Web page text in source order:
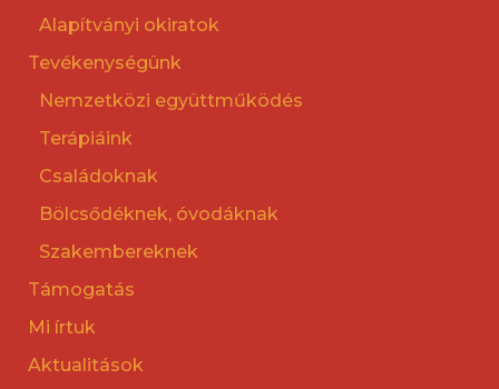
Alapítványi okiratok
Tevékenységünk
Nemzetközi együttműködés
Terápiáink
Családoknak
Bölcsődéknek, óvodáknak
Szakembereknek
Támogatás
Mi írtuk
Aktualitások